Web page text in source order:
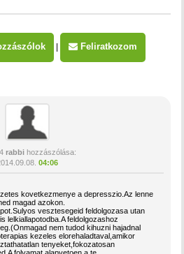
Feliratkozom
rabbi hozzászólása:
04:06
kovetkezmenye a depresszio.Az lenne
magad azokon.
vesztesegeid feldolgozasa utan
lelkiallapotodba.A feldolgozashoz
nem tudod kihuzni hajadnal
kezeles elorehaladtaval,amikor
tenyeket,fokozatosan